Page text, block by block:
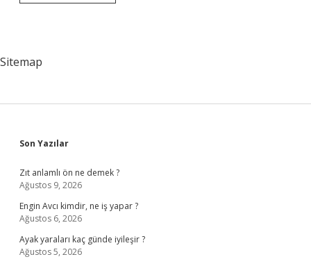
Nasıl
Sitemap
Sidebar
Son Yazılar
Zıt anlamlı ön ne demek ?
Ağustos 9, 2026
Engin Avcı kimdir, ne iş yapar ?
Ağustos 6, 2026
Ayak yaraları kaç günde iyileşir ?
Ağustos 5, 2026